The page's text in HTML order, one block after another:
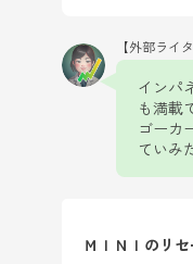
【外部ライ
インパ
も満載
ゴーカ
ていみ
ＭＩＮＩのリ